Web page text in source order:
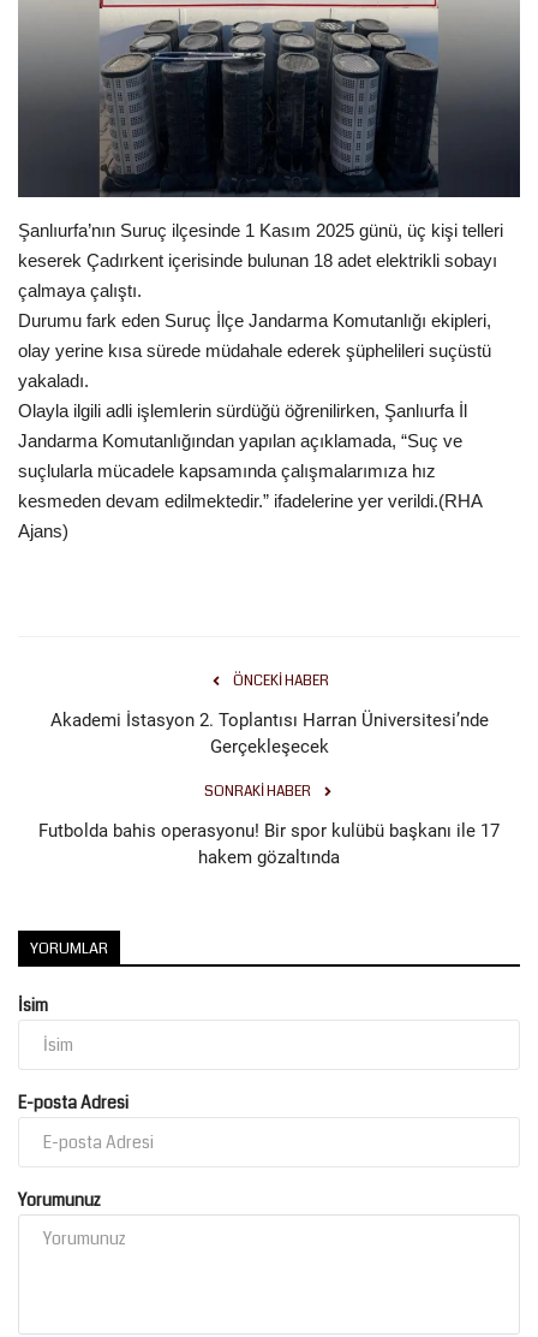
Tekno Bilim
Siyaset
Galeriler
Yaşam
Künye
Sağlık
İletişim
Şanlıurfa’nın Suruç ilçesinde 1 Kasım 2025 günü, üç kişi telleri
keserek Çadırkent içerisinde bulunan 18 adet elektrikli sobayı
çalmaya çalıştı.
Durumu fark eden Suruç İlçe Jandarma Komutanlığı ekipleri,
olay yerine kısa sürede müdahale ederek şüphelileri suçüstü
yakaladı.
Olayla ilgili adli işlemlerin sürdüğü öğrenilirken, Şanlıurfa İl
Jandarma Komutanlığından yapılan açıklamada, “Suç ve
suçlularla mücadele kapsamında çalışmalarımıza hız
kesmeden devam edilmektedir.” ifadelerine yer verildi.(RHA
Ajans)
ÖNCEKI HABER
Akademi İstasyon 2. Toplantısı Harran Üniversitesi’nde
Gerçekleşecek
SONRAKI HABER
Futbolda bahis operasyonu! Bir spor kulübü başkanı ile 17
hakem gözaltında
YORUMLAR
İsim
E-posta Adresi
Yorumunuz